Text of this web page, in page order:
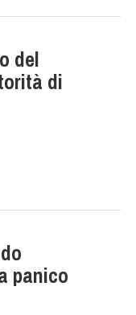
del
di
panico